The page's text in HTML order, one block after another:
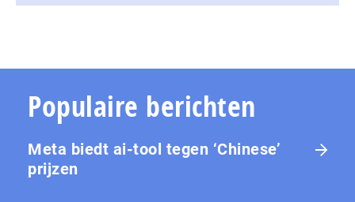
Populaire berichten
Meta biedt ai-tool tegen ‘Chinese’
prijzen